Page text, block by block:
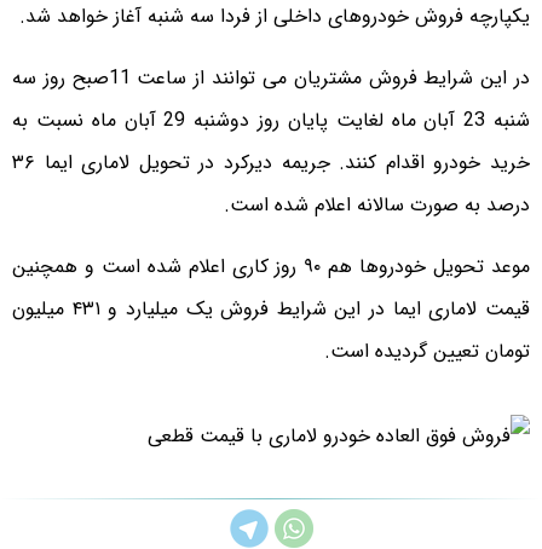
یکپارچه فروش خودروهای داخلی از فردا سه شنبه آغاز خواهد شد.
در این شرایط فروش مشتریان می توانند از ساعت 11صبح روز سه
شنبه 23 آبان ماه لغایت پایان روز دوشنبه 29 آبان ماه نسبت به
خرید خودرو اقدام کنند. جریمه دیرکرد در تحویل لاماری ایما ۳۶
درصد به صورت سالانه اعلام شده است.
موعد تحویل خودروها هم ۹۰ روز کاری اعلام شده است و همچنین
قیمت لاماری ایما در این شرایط فروش یک میلیارد و ۴۳۱ میلیون
تومان تعیین گردیده است.